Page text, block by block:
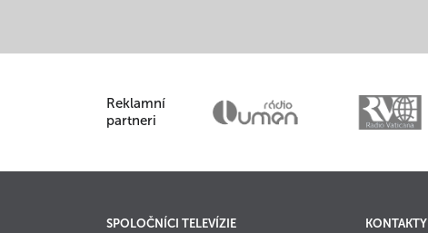
Reklamní
partneri
SPOLOČNÍCI TELEVÍZIE KONTAKTY